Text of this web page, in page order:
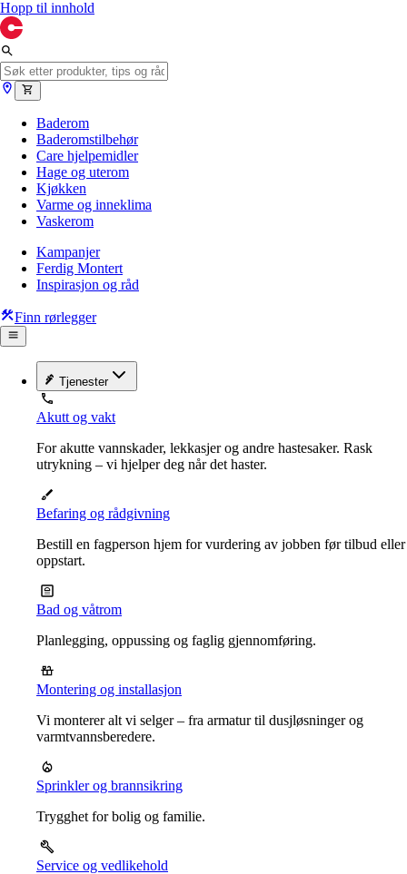
Hopp til innhold
Baderom
Baderomstilbehør
Care hjelpemidler
Hage og uterom
Kjøkken
Varme og inneklima
Vaskerom
Kampanjer
Ferdig Montert
Inspirasjon og råd
Finn rørlegger
Tjenester
Akutt og vakt
For akutte vannskader, lekkasjer og andre hastesaker. Rask
utrykning – vi hjelper deg når det haster.
Befaring og rådgivning
Bestill en fagperson hjem for vurdering av jobben før tilbud eller
oppstart.
Bad og våtrom
Planlegging, oppussing og faglig gjennomføring.
Montering og installasjon
Vi monterer alt vi selger – fra armatur til dusjløsninger og
varmtvannsberedere.
Sprinkler og brannsikring
Trygghet for bolig og familie.
Service og vedlikehold